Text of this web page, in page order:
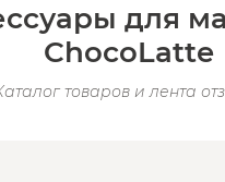
для
ChocoLatte
товаров и лента